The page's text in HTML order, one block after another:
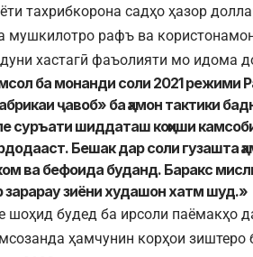
тахрибкорона садҳо ҳазор
мушкилотро рафъ ва
хастагӣ фаъолияти мо идома
ба монанди соли 2021 режими
ҷавоб» ба ҳамон тактики
суръати шиддаташ коҳиши
Бешак дар соли гузашта
ва бефоида буданд. Баракс
зарарау зиёни худашон хатм шуд.»
шоҳид будед ба ирсоли паёмакҳо
ҳамчунин корҳои